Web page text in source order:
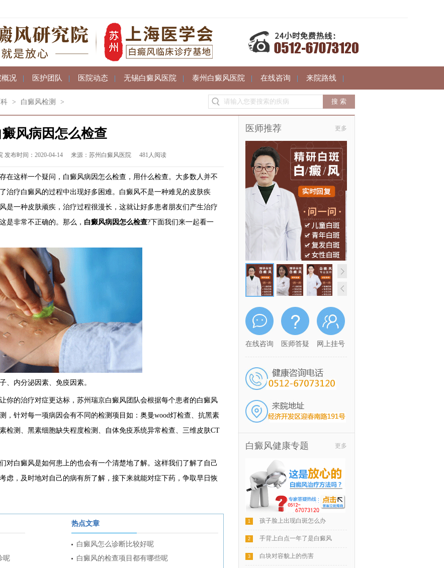
概况 | 医护团队 | 医院动态 | 无锡白癜风医院 | 泰州白癜风医院 | 在线咨询 | 来院路线 |
> 白癜风检测 >
癜风病因怎么检查
发布时间：2020-04-14 来源：苏州白癜风医院 481人阅读
这样一个疑问，白癜风病因怎么检查，用什么检查。大多数人并不
治疗白癜风的过程中出现好多困难。白癜风不是一种难见的皮肤疾
是一种皮肤顽疾，治疗过程很漫长，这就让好多患者朋友们产生治疗
是非常不正确的。那么， 白癜风病因怎么检查?下面我们来一起看一
内分泌因素、免疫因素。
的治疗对症更达标，苏州瑞京白癜风团队会根据每个患者的白癜风
，针对每一项病因会有不同的检测项目如：奥曼wood灯检查、抗黑素
检测、黑素细胞缺失程度检测、自体免疫系统异常检查、三维皮肤CT
们对白癜风是如何患上的也会有一个清楚地了解。这样我们了解了自己
虑，及时地对自己的病有所了解，接下来就能对症下药，争取早日恢
呢
热点文章
白癜风怎么诊断比较好呢
白癜风的检查项目都有哪些呢
医师推荐 更多
在线咨询 医师答疑 网上挂号
白癜风健康专题 更多
1 孩子脸上出现白斑怎么办
2 手背上白点一年了是白癜风
3 白块对容貌上的伤害